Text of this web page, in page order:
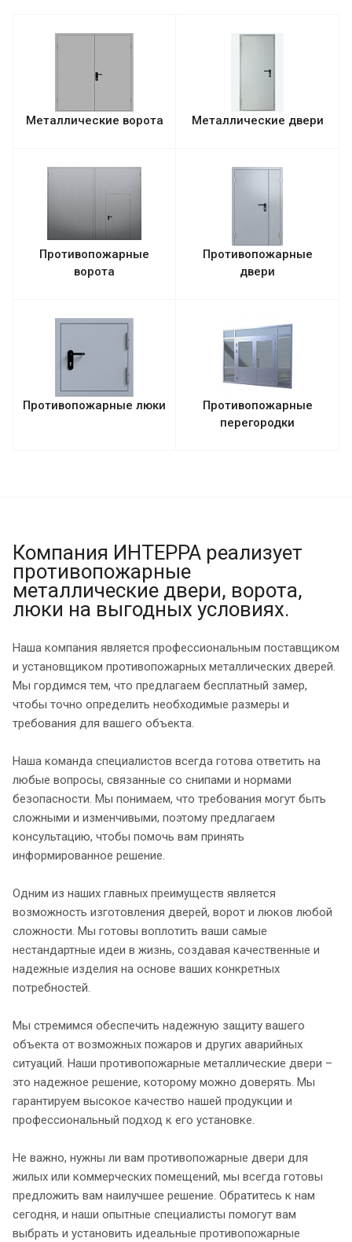
Металлические ворота Металлические двери
Противопожарные
ворота
Противопожарные
двери
Противопожарные люки
Противопожарные
перегородки
Компания ИНТЕРРА реализует
противопожарные
металлические двери, ворота,
люки на выгодных условиях.
Наша компания является профессиональным поставщиком
и установщиком противопожарных металлических дверей.
Мы гордимся тем, что предлагаем бесплатный замер,
чтобы точно определить необходимые размеры и
требования для вашего объекта.
Наша команда специалистов всегда готова ответить на
любые вопросы, связанные со снипами и нормами
безопасности. Мы понимаем, что требования могут быть
сложными и изменчивыми, поэтому предлагаем
консультацию, чтобы помочь вам принять
информированное решение.
Одним из наших главных преимуществ является
возможность изготовления дверей, ворот и люков любой
сложности. Мы готовы воплотить ваши самые
нестандартные идеи в жизнь, создавая качественные и
надежные изделия на основе ваших конкретных
потребностей.
Мы стремимся обеспечить надежную защиту вашего
объекта от возможных пожаров и других аварийных
ситуаций. Наши противопожарные металлические двери –
это надежное решение, которому можно доверять. Мы
гарантируем высокое качество нашей продукции и
профессиональный подход к его установке.
Не важно, нужны ли вам противопожарные двери для
жилых или коммерческих помещений, мы всегда готовы
предложить вам наилучшее решение. Обратитесь к нам
сегодня, и наши опытные специалисты помогут вам
выбрать и установить идеальные противопожарные